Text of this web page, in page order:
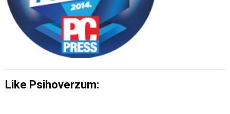
Like Psihoverzum: